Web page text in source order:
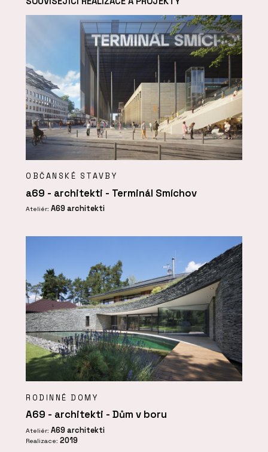
OBČANSKÉ STAVBY
a69 - architekti - Terminál Smíchov
Ateliér: A69 architekti
RODINNÉ DOMY
A69 - architekti - Dům v boru
Ateliér: A69 architekti
Realizace: 2019